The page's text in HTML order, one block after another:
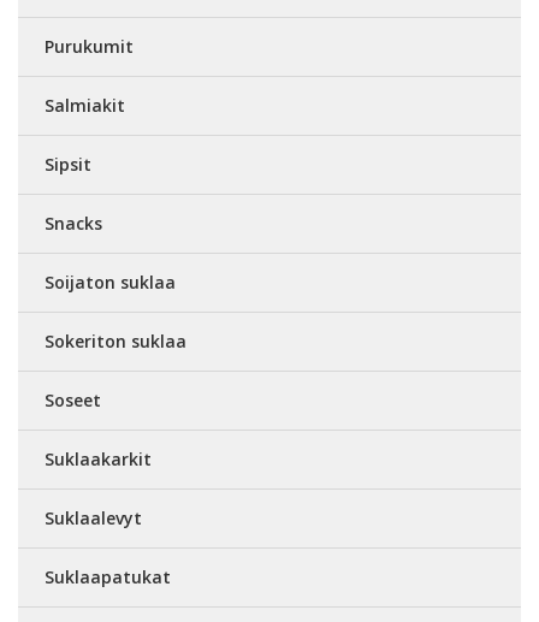
Purukumit
Salmiakit
Sipsit
Snacks
Soijaton suklaa
Sokeriton suklaa
Soseet
Suklaakarkit
Suklaalevyt
Suklaapatukat